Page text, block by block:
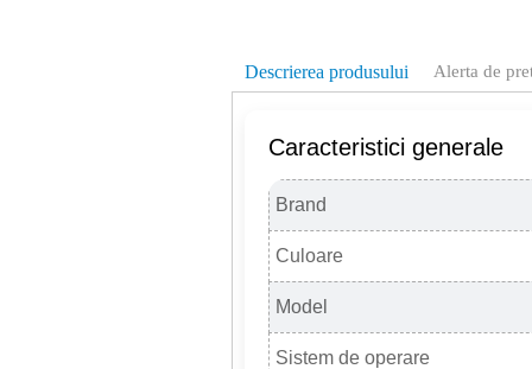
Descrierea produsului Alerta de
Caracteristici generale
Brand
Culoare
Model
Sistem de operare